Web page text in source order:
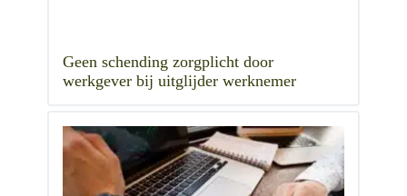
Geen schending zorgplicht door
werkgever bij uitglijder werknemer